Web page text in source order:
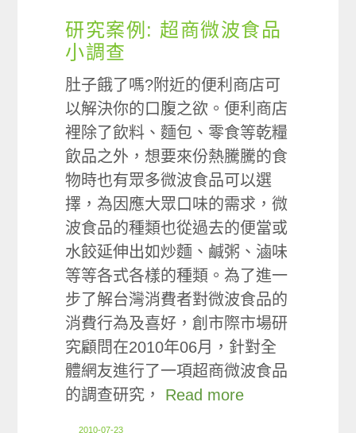
研究案例: 超商微波食品
小調查
肚子餓了嗎?附近的便利商店可
以解決你的口腹之欲。便利商店
裡除了飲料、麵包、零食等乾糧
飲品之外，想要來份熱騰騰的食
物時也有眾多微波食品可以選
擇，為因應大眾口味的需求，微
波食品的種類也從過去的便當或
水餃延伸出如炒麵、鹹粥、滷味
等等各式各樣的種類。為了進一
步了解台灣消費者對微波食品的
消費行為及喜好，創市際市場研
究顧問在2010年06月，針對全
體網友進行了一項超商微波食品
的調查研究， Read more
2010-07-23